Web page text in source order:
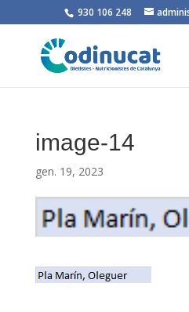
930 106 248
image-14
gen. 19, 2023